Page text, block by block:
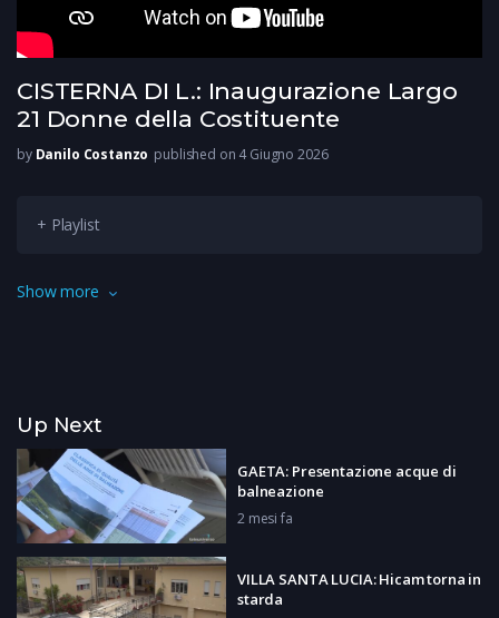
CISTERNA DI L.: Inaugurazione Largo
21 Donne della Costituente
by Danilo Costanzo published on 4 Giugno 2026
+ Playlist
Per la festa del 2 giugno, durante le cerimonie in occasione
Show more
Up Next
GAETA: Presentazione acque di
balneazione
2 mesi fa
VILLA SANTA LUCIA: Hicam torna in
starda